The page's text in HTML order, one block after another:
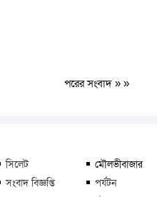
পরের সংবাদ » »
সিলেট
মৌলভীবাজার
সংবাদ বিজ্ঞপ্তি
পর্যটন